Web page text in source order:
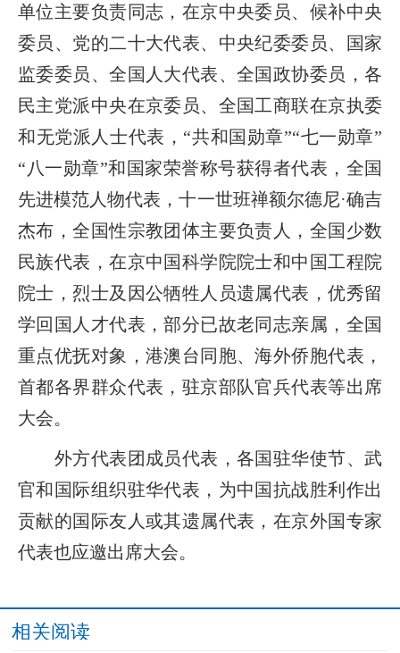
单位主要负责同志，在京中央委员、候补中央
委员、党的二十大代表、中央纪委委员、国家
监委委员、全国人大代表、全国政协委员，各
民主党派中央在京委员、全国工商联在京执委
和无党派人士代表，“共和国勋章”“七一勋章”
“八一勋章”和国家荣誉称号获得者代表，全国
先进模范人物代表，十一世班禅额尔德尼·确吉
杰布，全国性宗教团体主要负责人，全国少数
民族代表，在京中国科学院院士和中国工程院
院士，烈士及因公牺牲人员遗属代表，优秀留
学回国人才代表，部分已故老同志亲属，全国
重点优抚对象，港澳台同胞、海外侨胞代表，
首都各界群众代表，驻京部队官兵代表等出席
大会。
外方代表团成员代表，各国驻华使节、武
官和国际组织驻华代表，为中国抗战胜利作出
贡献的国际友人或其遗属代表，在京外国专家
代表也应邀出席大会。
相关阅读